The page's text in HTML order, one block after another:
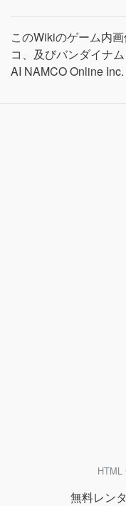
このWikiのゲーム内
コ、及びバンダイナ
AI NAMCO Online
HTML
無料レン